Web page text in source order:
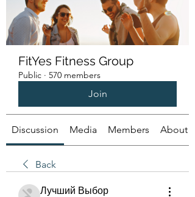
FitYes Fitness Group
Public · 570 members
Join
Discussion Media Members About
Back
Лучший Выбор